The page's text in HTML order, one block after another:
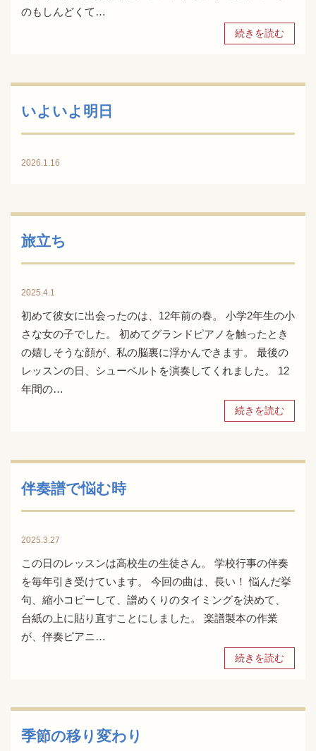
のもしんどくて…
続きを読む
いよいよ明日
2026.1.16
旅立ち
2025.4.1
初めて彼女に出会ったのは、12年前の春。 小学2年生の小
さな女の子でした。 初めてグランドピアノを触ったとき
の嬉しそうな顔が、私の脳裏に浮かんできます。 最後の
レッスンの日、シューベルトを演奏してくれました。 12
年間の…
続きを読む
伴奏譜で悩む時
2025.3.27
この日のレッスンは高校生の生徒さん。 学校行事の伴奏
を毎年引き受けています。 今回の曲は、長い！ 悩んだ挙
句、縮小コピーして、譜めくりのタイミングを決めて、
台紙の上に貼り直すことにしました。 楽譜製本の作業
が、伴奏ピアニ…
続きを読む
季節の移り変わり